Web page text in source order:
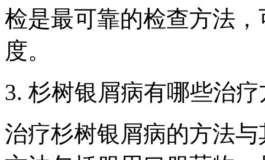
检是最可靠的检查方法
度。
3. 杉树银屑病有哪些治
治疗杉树银屑病的方法